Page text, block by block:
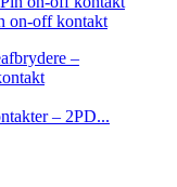
on-off kontakt
– 2PD...